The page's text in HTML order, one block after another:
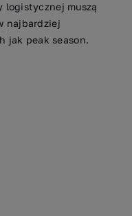
logistycznej muszą
najbardziej
jak peak season.